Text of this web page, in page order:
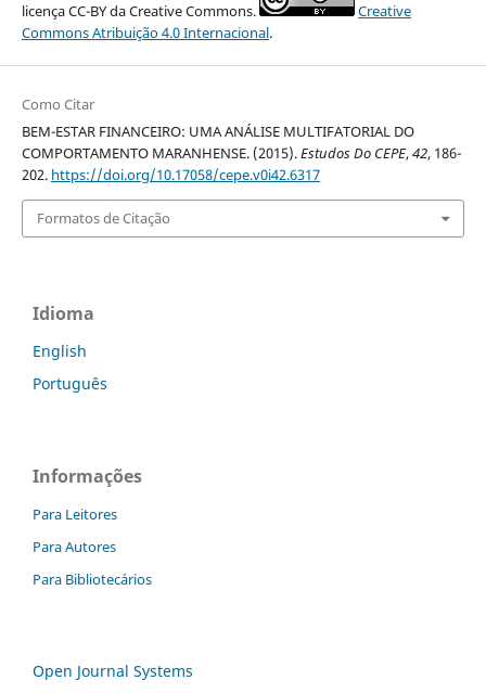
licença CC-BY da Creative Commons.
Creative
Commons Atribuição 4.0 Internacional.
Como Citar
BEM-ESTAR FINANCEIRO: UMA ANÁLISE MULTIFATORIAL DO
COMPORTAMENTO MARANHENSE. (2015).Estudos Do CEPE,42, 186-
202. https://doi.org/10.17058/cepe.v0i42.6317
Formatos de Citação
Idioma
English
Português
Informações
Para Leitores
Para Autores
Para Bibliotecários
Open Journal Systems